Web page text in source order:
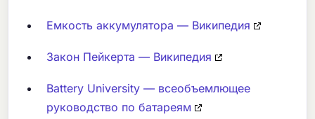
Емкость аккумулятора — Википедия
Закон Пейкерта — Википедия
Battery University — всеобъемлющее
руководство по батареям